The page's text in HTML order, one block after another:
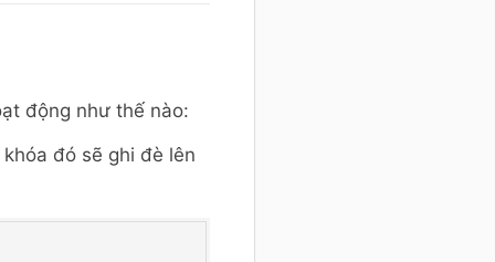
động như thế nào:
đó sẽ ghi đè lên